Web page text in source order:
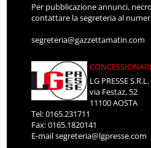
Per pubblicazione annunci,
contattare la segreteria al
segreteria@gazzettamatin.com
LG PRESSE S.R.L.
via Festaz, 52
11100 AOSTA
Tel: 0165.231711
Fax: 0165.1820141
E-mailsegreteria@lgpresse.com